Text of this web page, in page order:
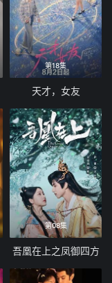
第18集
天才，女友
第08集
吾凰在上之凤御四方